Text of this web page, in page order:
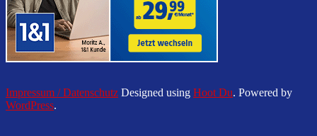
Impressum / Datenschutz Designed using Hoot Du. Powered by
WordPress.